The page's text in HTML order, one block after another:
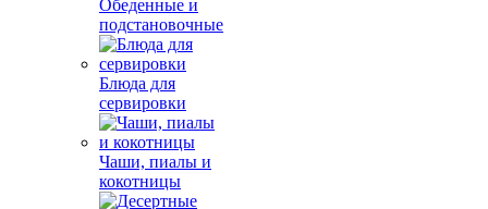
Обеденные и
подстановочные
Блюда для
сервировки
Чаши, пиалы и
кокотницы